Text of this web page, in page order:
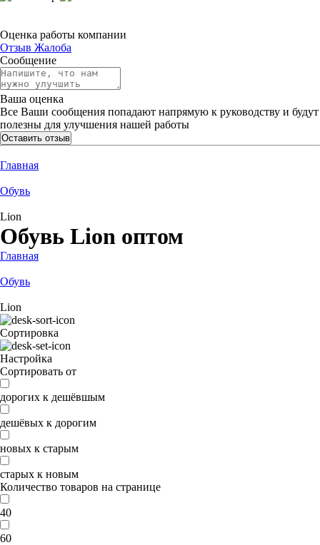
Оценка работы компании
Отзыв Жалоба
Сообщение
Ваша оценка
Все Ваши сообщения попадают напрямую к руководству и будут
полезны для улучшения нашей работы
Оставить отзыв
Главная
Обувь
Lion
Обувь Lion оптом
Главная
Обувь
Lion
Сортировка
Настройка
Сортировать от
дорогих к дешёвшым
дешёвых к дорогим
новых к старым
старых к новым
Количество товаров на странице
40
60